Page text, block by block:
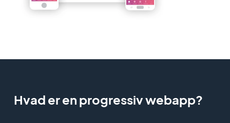
Hvad er en progressiv webapp?